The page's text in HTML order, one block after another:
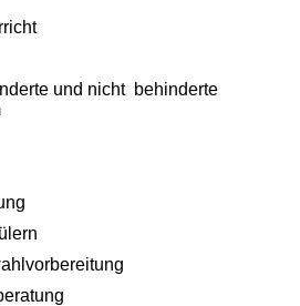
und nicht behinderte